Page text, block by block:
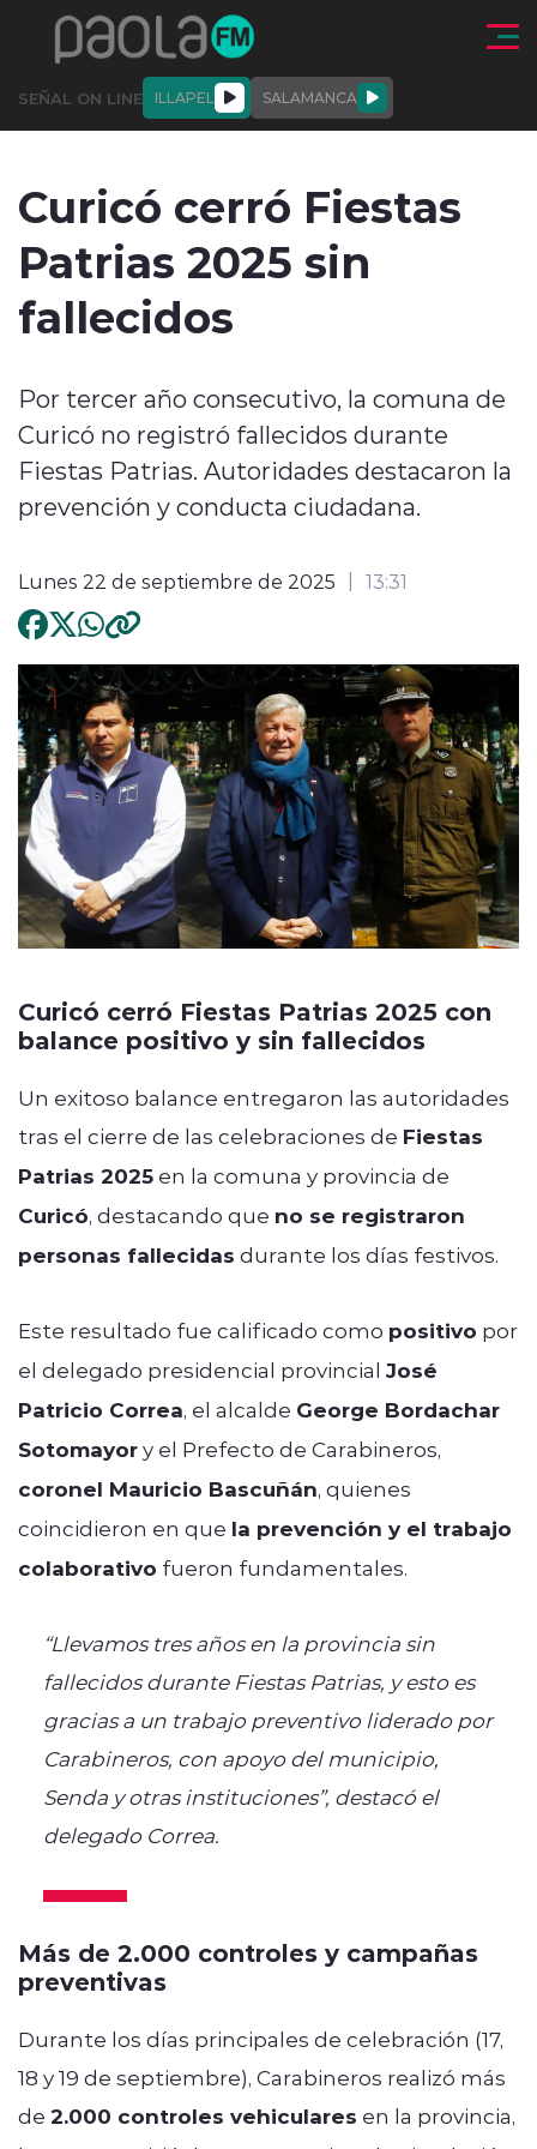
Click acá para ir directamente al contenido
SEÑAL ON LINE ILLAPEL SALAMANCA
ACTUALIDAD ENTREVISTAS
Curicó cerró Fiestas
Patrias 2025 sin
fallecidos
Por tercer año consecutivo, la comuna de
Curicó no registró fallecidos durante
Fiestas Patrias. Autoridades destacaron la
prevención y conducta ciudadana.
Lunes 22 de septiembre de 2025 13:31
Curicó cerró Fiestas Patrias 2025 con
balance positivo y sin fallecidos
Un exitoso balance entregaron las autoridades
tras el cierre de las celebraciones de Fiestas
Patrias 2025 en la comuna y provincia de
Curicó, destacando que no se registraron
personas fallecidas durante los días festivos.
Este resultado fue calificado como positivo por
el delegado presidencial provincial José
Patricio Correa, el alcalde George Bordachar
Sotomayory el Prefecto de Carabineros,
coronel Mauricio Bascuñán, quienes
coincidieron en que la prevención y el trabajo
colaborativo fueron fundamentales.
“Llevamos tres años en la provincia sin
fallecidos durante Fiestas Patrias, y esto es
gracias a un trabajo preventivo liderado por
Carabineros, con apoyo del municipio,
Senda y otras instituciones”, destacó el
delegado Correa.
Más de 2.000 controles y campañas
preventivas
Durante los días principales de celebración (17,
18 y 19 de septiembre), Carabineros realizó más
de 2.000 controles vehiculares en la provincia,